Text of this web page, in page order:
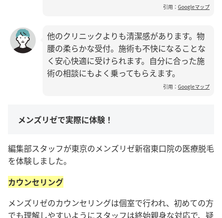
引用： Googleマップ
他のクリニックよりも清潔感があります。物
腰の柔らかな受付。施術も不快になることな
く安心快適に受けられます。自分に合った施
術の相談にもよく乗ってもらえます。
引用： Googleマップ
メンズリゼで実際に体験！
編集部スタッフが東京のメンズリゼ新宿東口院の医療脱毛
を体験しました。
カウンセリング
メンズリゼのカウンセリングは個室で行われ、初めての方
でも理解しやすいようにスタッフは終始親身な対応で、疑